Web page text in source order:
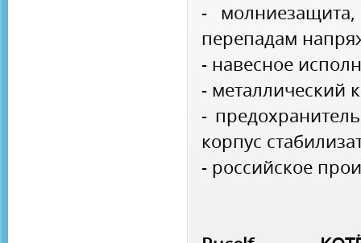
-
перепадам
- навесное
- металлический
-
корпус
- российское